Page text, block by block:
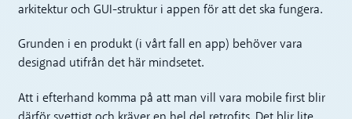
arkitektur och GUI-struktur i appen för att det ska fungera.
Grunden i en produkt (i vårt fall en app) behöver vara
designad utifrån det här mindsetet.
Att i efterhand komma på att man vill vara mobile first blir